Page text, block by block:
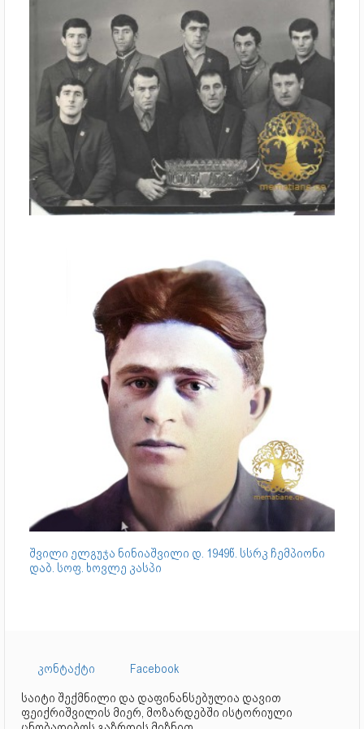
შვილი ელგუჯა ნინიაშვილი დ. 1949წ. სსრკ ჩემპიონი
დაბ. სოფ. ხოვლე კასპი
კონტაქტი
Facebook
საიტი შექმნილი და დაფინანსებულია დავით
ფეიქრიშვილის მიერ, მოზარდებში ისტორიული